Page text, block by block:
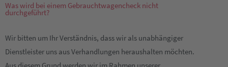
Was wird bei einem Gebrauchtwagencheck nicht
durchgeführt?
Wir bitten um Ihr Verständnis, dass wir als unabhängiger
Dienstleister uns aus Verhandlungen heraushalten möchten.